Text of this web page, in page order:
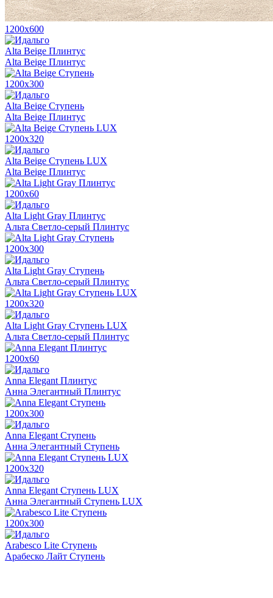
1200х600
Alta Beige Плинтус
Alta Beige Плинтус
1200х300
Alta Beige Ступень
Alta Beige Плинтус
1200х320
Alta Beige Ступень LUX
Alta Beige Плинтус
1200х60
Alta Light Gray Плинтус
Альта Светло-серый Плинтус
1200х300
Alta Light Gray Ступень
Альта Светло-серый Плинтус
1200х320
Alta Light Gray Ступень LUX
Альта Светло-серый Плинтус
1200х60
Anna Elegant Плинтус
Анна Элегантный Плинтус
1200х300
Anna Elegant Ступень
Анна Элегантный Ступень
1200х320
Anna Elegant Ступень LUX
Анна Элегантный Ступень LUX
1200х300
Arabesco Lite Ступень
Арабеско Лайт Ступень